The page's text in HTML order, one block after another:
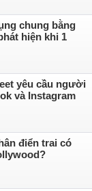
chung bằng
hiện khi 1
yêu cầu người
và Instagram
điển trai có